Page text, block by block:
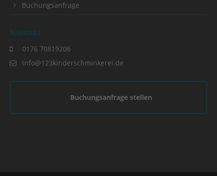
Buchungsanfrage
Kontakt
0176 70819206
info@123kinderschminkerei.de
Buchungsanfrage stellen